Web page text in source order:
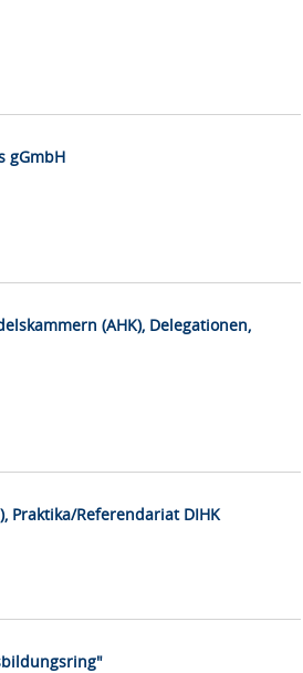
gGmbH
(AHK), Delegationen,
Praktika/Referendariat DIHK